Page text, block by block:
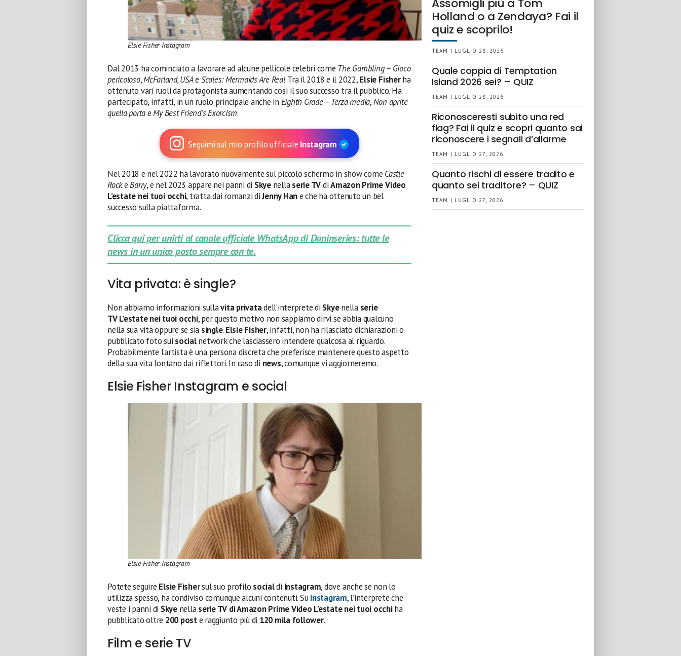
Elsie Fisher Instagram
Dal 2013 ha cominciato a lavorare ad alcune pellicole celebri come The Gambling – Gioco
pericoloso,McFarland, USAe Scales: Mermaids Are Real. Tra il 2018 e il 2022,Elsie Fisherha
ottenuto vari ruoli da protagonista aumentando così il suo successo tra il pubblico. Ha
partecipato, infatti, in un ruolo principale anche in Eighth Grade – Terza media,Non aprite
quella portaeMy Best Friend’s Exorcism.
Seguimi sul mio profilo ufficiale Instagram
Nel 2018 e nel 2022 ha lavorato nuovamente sul piccolo schermo in show come Castle
RockeBarry, e nel 2023 appare nei panni di Skyenellaserie TVdiAmazon Prime Video
L’estate nei tuoi occhi, tratta dai romanzi diJenny Hane che ha ottenuto un bel
successo sulla piattaforma.
Clicca qui per unirti al canale ufficiale WhatsApp di Daninseries: tutte le
news in un unico posto sempre con te.
Vita privata: è single?
Non abbiamo informazioni sullavita privatadell’interprete di Skyenella serie
TV L’estate nei tuoi occhi, per questo motivo non sappiamo dirvi se abbia qualcuno
nella sua vita oppure se sia single. Elsie Fisher, infatti, non ha rilasciato dichiarazioni o
pubblicato foto sui socialnetwork che lasciassero intendere qualcosa al riguardo.
Probabilmente l’artista è una persona discreta che preferisce mantenere questo aspetto
della sua vita lontano dai riflettori. In caso di news, comunque vi aggiorneremo.
Elsie Fisher Instagram e social
Elsie Fisher Instagram
Potete seguire Elsie Fisher sul suo profilo socialdi Instagram, dove anche se non lo
utilizza spesso, ha condiviso comunque alcuni contenuti. SuInstagram, l’interprete che
veste i panni di Skyenellaserie TV di Amazon Prime Video L’estate nei tuoi occhiha
pubblicato oltre 200 poste raggiunto più di 120 mila follower.
Film e serie TV
Assomigli più a Tom
Holland o a Zendaya? Fai il
quiz e scoprilo!
TEAM | LUGLIO 28, 2026
Quale coppia di Temptation
Island 2026 sei? – QUIZ
TEAM | LUGLIO 28, 2026
Riconosceresti subito una red
flag? Fai il quiz e scopri quanto sai
riconoscere i segnali d’allarme
TEAM | LUGLIO 27, 2026
Quanto rischi di essere tradito e
quanto sei traditore? – QUIZ
TEAM | LUGLIO 27, 2026